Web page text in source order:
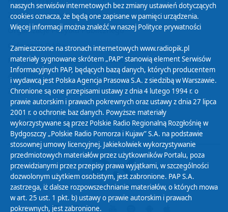
Zasady korzystania z Serwisu
Organizacje Pożytku Publicznego
Cyfryzacja DAB+
Polityka ochrony danych osobowych
Abonament
Zamówienia publiczne
Biuletyn Informacji Publicznej
naszych serwisów internetowych bez zmiany ustawień dotyczących
cookies oznacza, że będą one zapisane w pamięci urządzenia.
Więcej informacji można znaleźć w naszej Polityce prywatności
Zamieszczone na stronach internetowych www.radiopik.pl
materiały sygnowane skrótem „PAP” stanowią element Serwisów
Informacyjnych PAP, będących bazą danych, których producentem
i wydawcą jest Polska Agencja Prasowa S.A. z siedzibą w Warszawie.
Chronione są one przepisami ustawy z dnia 4 lutego 1994 r. o
prawie autorskim i prawach pokrewnych oraz ustawy z dnia 27 lipca
2001 r. o ochronie baz danych. Powyższe materiały
wykorzystywane są przez Polskie Radio Regionalną Rozgłośnię w
Bydgoszczy „Polskie Radio Pomorza i Kujaw” S.A. na podstawie
stosownej umowy licencyjnej. Jakiekolwiek wykorzystywanie
przedmiotowych materiałów przez użytkowników Portalu, poza
przewidzianymi przez przepisy prawa wyjątkami, w szczególności
dozwolonym użytkiem osobistym, jest zabronione. PAP S.A.
zastrzega, iż dalsze rozpowszechnianie materiałów, o których mowa
w art. 25 ust. 1 pkt. b) ustawy o prawie autorskim i prawach
pokrewnych, jest zabronione.